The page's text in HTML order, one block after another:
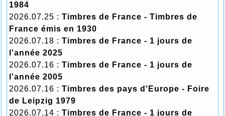
1984
2026.07.25 : Timbres de France - Timbres de
France émis en 1930
2026.07.18 : Timbres de France - 1 jours de
l'année 2025
2026.07.16 : Timbres de France - 1 jours de
l'année 2005
2026.07.16 : Timbres des pays d'Europe - Foire
de Leipzig 1979
2026.07.14 : Timbres de France - 1 jours de